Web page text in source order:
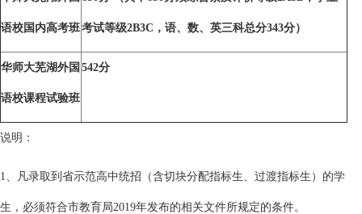
语校国内高考班考试等级2B3C，语、数、英三科总分343分）
华师大芜湖外国
语校课程试验班
542分
说明：
1、凡录取到省示范高中统招（含切块分配指标生、过渡指标生）的学
生，必须符合市教育局2019年发布的相关文件所规定的条件。